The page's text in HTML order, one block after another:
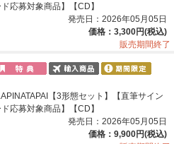
応募対象商品】【CD】
発売日：2026年05月05日
価格：3,300円(税込)
販売期間終了
【3形態セット】【直筆サイン
応募対象商品】【CD】
発売日：2026年05月05日
価格：9,900円(税込)